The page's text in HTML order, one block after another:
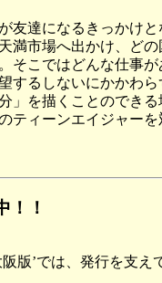
友達になるきっかけ
満市場へ出かけ、ど
そこではどんな仕事
するしないにかかわ
」を描くことのできる
ィーンエイジャーを
！
版’では、発行を支